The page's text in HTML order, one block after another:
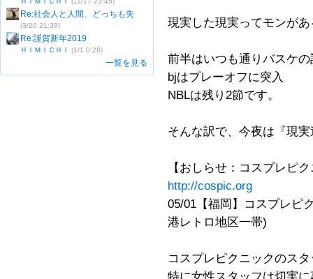
Re:社会人と人間、どっちも失
(3/20 21:39)
Re:謹賀新年2019
ＨＩＭＩＣＨＩ (1/1 0:28)
一覧を見る
現実した現実ってモンが
前半はいつも通りバスケの
bjはプレーオフに突入
NBLは残り2節です。
そんな訳で、今夜は『現
【おしらせ：コスプレピ
http://cospic.org
05/01【福岡】コスプレピ
港レトロ地区一帯)
コスプレピクニックのス